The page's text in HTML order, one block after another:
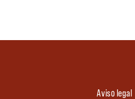
Aviso legal